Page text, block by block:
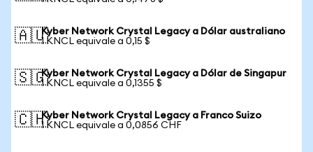
🇦🇺Kyber Network Crystal Legacy a Dólar australiano
1 KNCL equivale a 0,15 $
🇸🇬Kyber Network Crystal Legacy a Dólar de Singapur
1 KNCL equivale a 0,1355 $
🇨🇭Kyber Network Crystal Legacy a Franco Suizo
1 KNCL equivale a 0,0856 CHF